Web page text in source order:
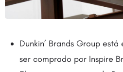
Dunkin’ Brands Group
ser comprado por Inspire